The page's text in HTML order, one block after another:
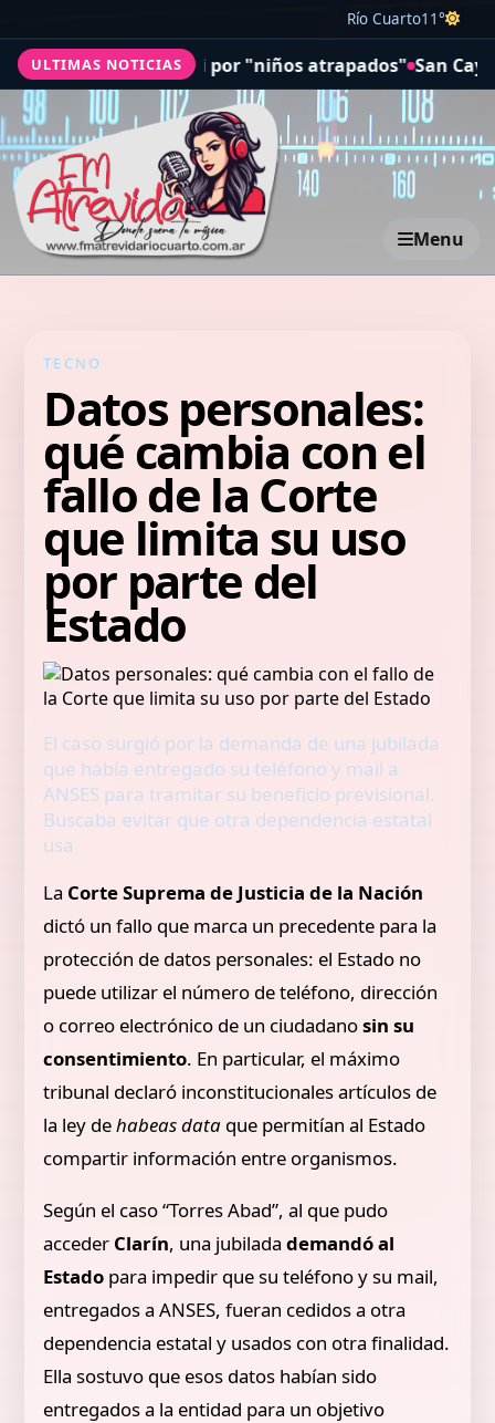
Río Cuarto11°
ULTIMAS NOTICIAS
de Cali por "niños atrapados" San Cayetano: los
Menu
TECNO
Datos personales:
qué cambia con el
fallo de la Corte
que limita su uso
por parte del
Estado
El caso surgió por la demanda de una jubilada
que había entregado su teléfono y mail a
ANSES para tramitar su beneficio previsional.
Buscaba evitar que otra dependencia estatal
usa
La Corte Suprema de Justicia de la Nación
dictó un fallo que marca un precedente para la
protección de datos personales: el Estado no
puede utilizar el número de teléfono, dirección
o correo electrónico de un ciudadanosin su
consentimiento. En particular, el máximo
tribunal declaró inconstitucionales artículos de
la ley dehabeas data que permitían al Estado
compartir información entre organismos.
Según el caso “Torres Abad”, al que pudo
acceder Clarín, una jubiladademandó al
Estado para impedir que su teléfono y su mail,
entregados a ANSES, fueran cedidos a otra
dependencia estatal y usados con otra finalidad.
Ella sostuvo que esos datos habían sido
entregados a la entidad para un objetivo